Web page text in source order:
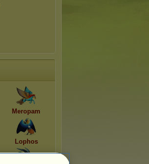
Meropam
Lophos